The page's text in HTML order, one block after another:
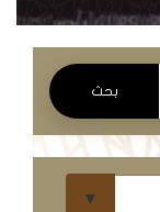
بحث